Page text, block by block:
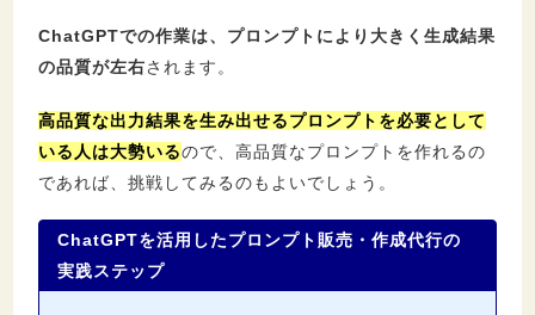
ChatGPTでの作業は、プロンプトにより大きく生成結果
の品質が左右されます。
高品質な出力結果を生み出せるプロンプトを必要として
いる人は大勢いるので、高品質なプロンプトを作れるの
であれば、挑戦してみるのもよいでしょう。
ChatGPTを活用したプロンプト販売・作成代行の
実践ステップ